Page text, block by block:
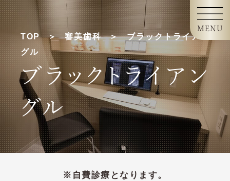
TOP 審美歯科
ブラックトライアン
グル
ブラックトライアン
グル
※自費診療となります。
MENU